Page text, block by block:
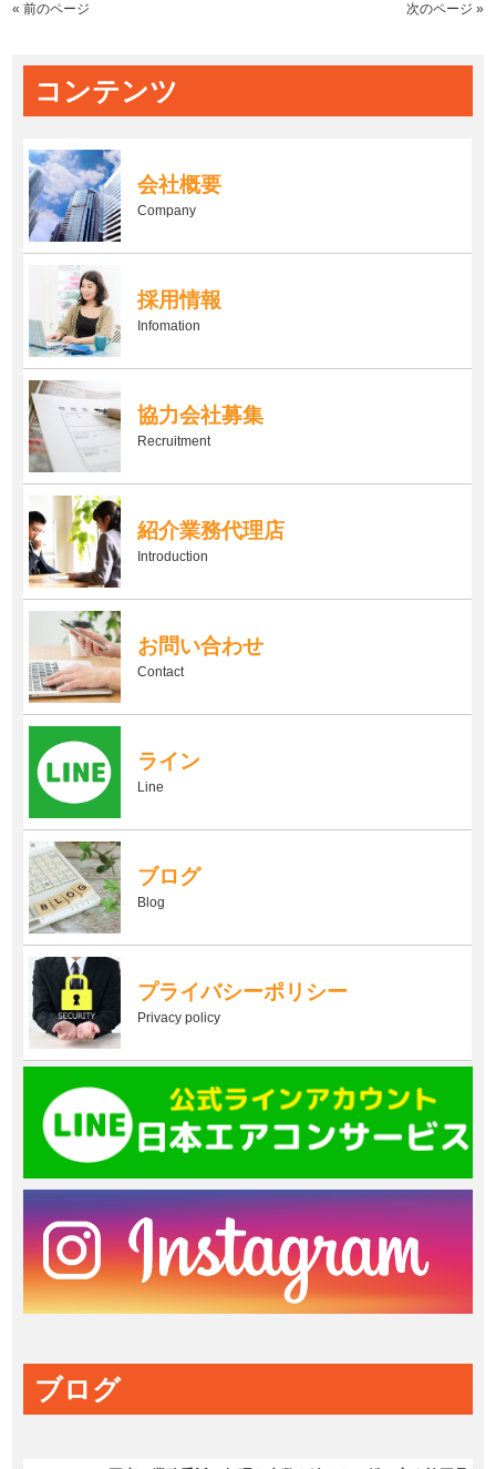
« 前のページ 次のページ »
コンテンツ
会社概要
Company
採用情報
Infomation
協力会社募集
Recruitment
紹介業務代理店
Introduction
お問い合わせ
Contact
ライン
Line
ブログ
Blog
プライバシーポリシー
Privacy policy
ブログ